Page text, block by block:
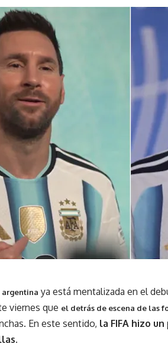
argentina ya está mentalizada en el
viernes que el detrás de escena de las
En este sentido, la FIFA hizo
.